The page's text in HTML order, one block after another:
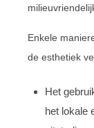
Enkele
de esthetiek
Het
het lokale